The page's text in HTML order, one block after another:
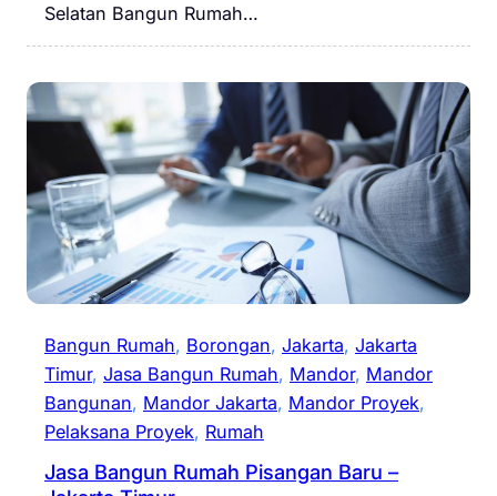
Selatan Bangun Rumah…
Bangun Rumah, Borongan, Jakarta, Jakarta
Timur, Jasa Bangun Rumah, Mandor, Mandor
Bangunan, Mandor Jakarta, Mandor Proyek
Pelaksana Proyek, Rumah
Jasa Bangun Rumah Pisangan Baru –